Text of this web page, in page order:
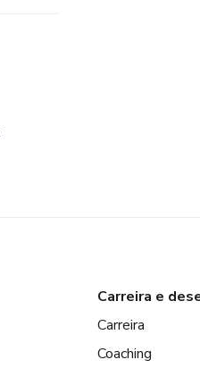
Carreira e
Carreira
Coaching